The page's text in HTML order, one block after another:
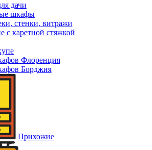
дачи
шкафы
стенки, витражи
с каретной стяжкой
Флоренция
Борджия
Прихожие